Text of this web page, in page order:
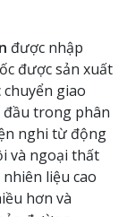
được nhập
được sản xuất
giao
đầu trong phân
nghi từ động
và ngoại thất
liệu cao
hơn và